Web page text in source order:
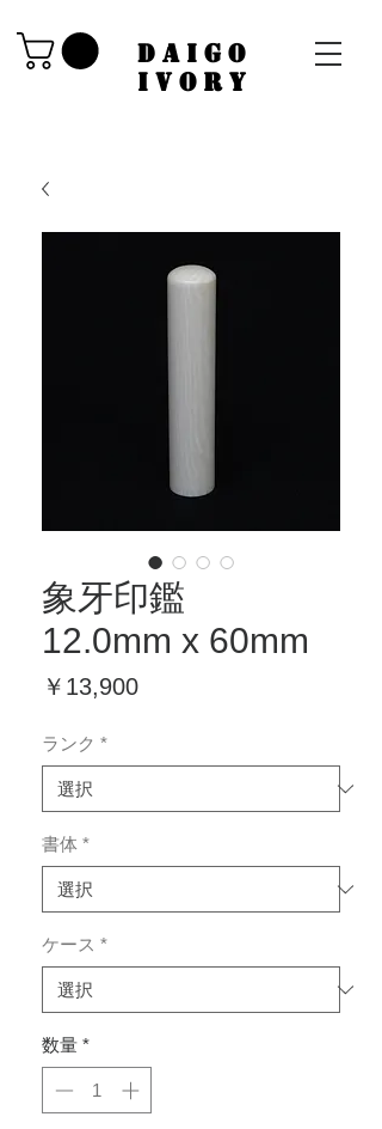
​DAIGO
IVORY
象牙印鑑
12.0mm x 60mm
￥13,900価
ランク *
書体 *
ケース *
数量 *